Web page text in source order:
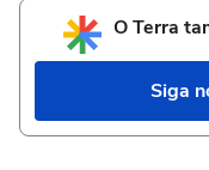
O Terra
Siga